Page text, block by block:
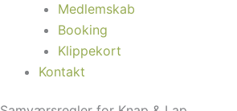
Medlemskab
Booking
Klippekort
Kontakt